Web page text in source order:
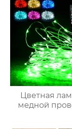
Цветная
медной